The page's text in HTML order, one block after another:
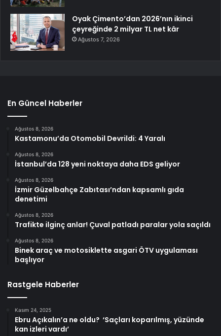
Oyak Çimento’dan 2026’nın ikinci
çeyreğinde 2 milyar TL net kâr
Ağustos 7, 2026
En Güncel Haberler
Ağustos 8, 2026
Kastamonu’da Otomobil Devrildi: 4 Yaralı
Ağustos 8, 2026
İstanbul’da 128 yeni noktaya daha EDS geliyor
Ağustos 8, 2026
İzmir Güzelbahçe Zabıtası’ndan kapsamlı gıda
denetimi
Ağustos 8, 2026
Trafikte ilginç anlar! Çuval patladı paralar yola saçıldı
Ağustos 8, 2026
Binek araç ve motosiklette asgari ÖTV uygulaması
başlıyor
Rastgele Haberler
Kasım 24, 2025
Ebru Açıkalın’a ne oldu? ‘Saçları koparılmış, yüzünde
kan izleri vardı’